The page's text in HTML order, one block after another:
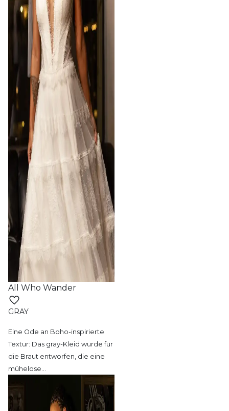
All Who Wander
GRAY
Eine Ode an Boho-inspirierte
Textur: Das gray-Kleid wurde für
die Braut entworfen, die eine
mühelose